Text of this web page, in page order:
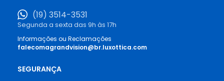
(19) 3514-3531
Segunda a sexta das 9h às 17h
Informações ou Reclamações
falecomagrandvision@br.luxottica.com
SEGURANÇA